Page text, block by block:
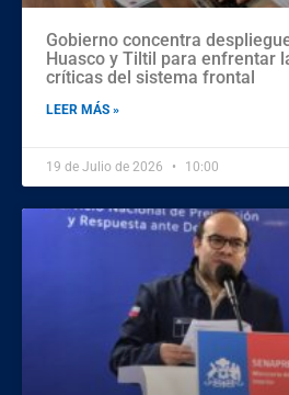
Gobierno concentra
Huasco y Tiltil para enfrentar
críticas del sistema frontal
LEER MÁS »
19 de Julio de 2026 10:00